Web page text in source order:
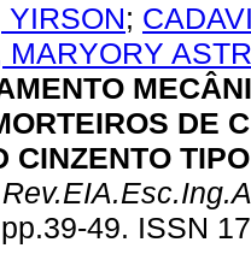
YIRSON;
MARYORY
DE
CINZENTO
49. ISSN